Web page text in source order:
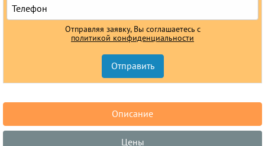
Отправляя заявку, Вы соглашаетесь с
политикой конфиденциальности
Описание
Цены